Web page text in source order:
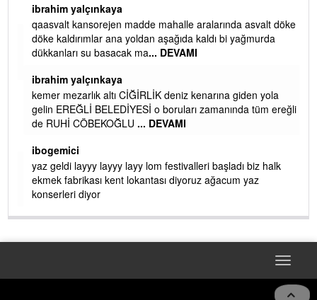
ibrahim yalçınkaya
qaasvalt kansorejen madde mahalle aralarında asvalt döke
döke kaldırımlar ana yoldan aşağıda kaldı bi yağmurda
dükkanları su basacak ma... DEVAMI
ibrahim yalçınkaya
kemer mezarlık altı CİĞİRLİK deniz kenarına giden yola
gelin EREĞLİ BELEDİYESİ o boruları zamanında tüm ereğli
de RUHİ CÖBEKOĞLU... DEVAMI
ibogemici
yaz geldi layyy layyy layy lom festivalleri başladı biz halk
ekmek fabrikası kent lokantası diyoruz ağacum yaz
konserleri diyor
Toggle